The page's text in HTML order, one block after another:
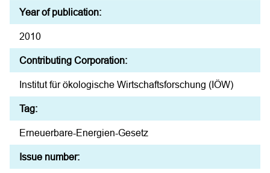
Year of publication:
2010
Contributing Corporation:
Institut für ökologische Wirtschaftsforschung (IÖW)
Tag:
Erneuerbare-Energien-Gesetz
Issue number: